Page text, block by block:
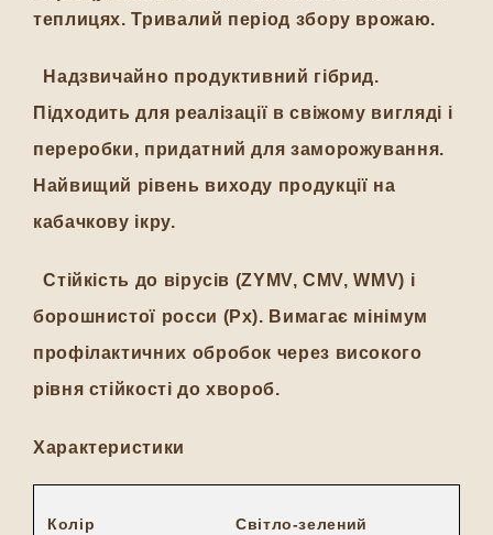
теплицях. Тривалий період збору врожаю.
Надзвичайно продуктивний гібрид.
Підходить для реалізації в свіжому вигляді і
переробки, придатний для заморожування.
Найвищий рівень виходу продукції на
кабачкову ікру.
Стійкість до вірусів (ZYMV, CMV, WMV) і
борошнистої росси (Px). Вимагає мінімум
профілактичних обробок через високого
рівня стійкості до хвороб.
Характеристики
Колір Світло-зелений